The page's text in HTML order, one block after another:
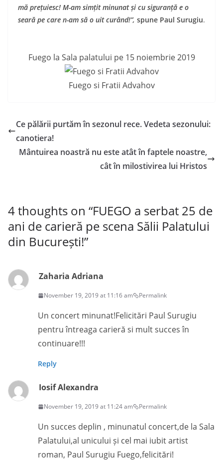
mă prețuiesc! M-am simțit minunat și cu siguranță e o
seară pe care n-am să o uit curând!”, spune Paul Surugiu.
Fuego la Sala palatului pe 15 noiembrie 2019
Fuego si Fratii Advahov
Ce pălării purtăm în sezonul rece. Vedeta sezonului:
canotiera!
Mântuirea noastră nu este atât în faptele noastre,
cât în milostivirea lui Hristos
4 thoughts on “FUEGO a serbat 25 de
ani de carieră pe scena Sălii Palatului
din București!”
Zaharia Adriana
November 19, 2019 at 11:16 am Permalink
Un concert minunat!Felicitări Paul Surugiu
pentru întreaga carieră si mult succes în
continuare!!!
Reply
Iosif Alexandra
November 19, 2019 at 11:24 am Permalink
Un succes deplin , minunatul concert,de la Sala
Palatului,al unicului și cel mai iubit artist
roman, Paul Surugiu Fuego,felicitări!